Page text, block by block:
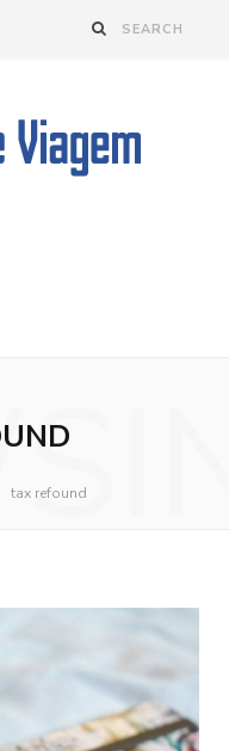
tax refound